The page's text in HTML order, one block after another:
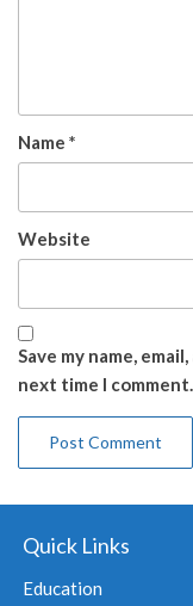
Name *
Website
Save my name,
next time I comment.
Quick Links
Education